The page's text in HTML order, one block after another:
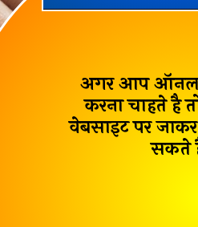
अगर आप
करना चाहते है
वेबसाइट पर
सकते